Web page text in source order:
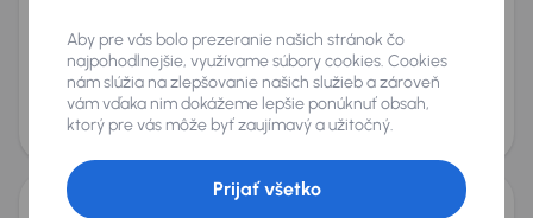
Škoda Superb
2013 278 407 kmAutomatDiesel 2.0 TDI 125 kW
2.0 TDI Automat Koža Navi +6 ďalších
Mesačná splátka
od 27 €
Akciová cena na úver
7 200 €
Aby pre vás bolo prezeranie našich stránok čo
najpohodlnejšie, využívame súbory cookies. Cookies
nám slúžia na zlepšovanie našich služieb a zároveň
vám vďaka nim dokážeme lepšie ponúknuť obsah,
ktorý pre vás môže byť zaujímavý a užitočný.
Prijať všetko